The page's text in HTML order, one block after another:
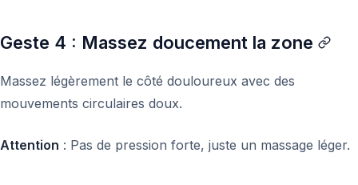
Geste 4 : Massez doucement la zone
Massez légèrement le côté douloureux avec des
mouvements circulaires doux.
Attention : Pas de pression forte, juste un massage léger.